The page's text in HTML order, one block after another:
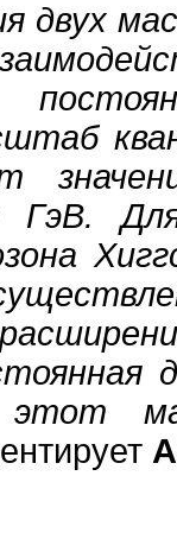
двух
ГэВ.